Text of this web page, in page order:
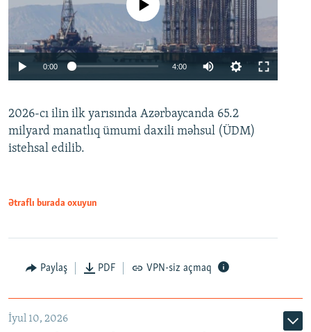
Auto 240p 360p 480p
No media source currently available
0:00 4:00
360p
480p
2026-cı ilin ilk yarısında Azərbaycanda 65.2
milyard manatlıq ümumi daxili məhsul (ÜDM)
istehsal edilib.
Ətraflı burada oxuyun
Paylaş PDF VPN-siz açmaq
İyul 10, 2026